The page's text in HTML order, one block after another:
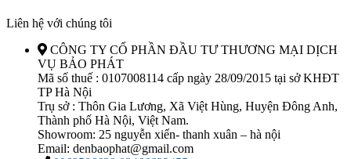
Liên hệ với chúng tôi
CÔNG TY CỔ PHẦN ĐẦU TƯ THƯƠNG MẠI DỊCH
VỤ BẢO PHÁT
Mã số thuế : 0107008114 cấp ngày 28/09/2015 tại sở KHĐT
TP Hà Nội
Trụ sở : Thôn Gia Lương, Xã Việt Hùng, Huyện Đông Anh,
Thành phố Hà Nội, Việt Nam.
Showroom: 25 nguyễn xiển- thanh xuân – hà nội
Email: denbaophat@gmail.com